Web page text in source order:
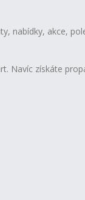
nabídky, akce,
Navíc získáte